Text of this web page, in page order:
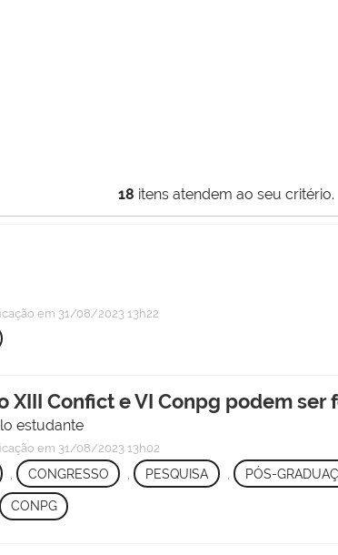
18 itens atendem ao seu critério.
em 31/08/2023 13h22
XIII Confict e VI Conpg podem
estudante
em 31/08/2023 13h02
CONGRESSO , PESQUISA , PÓS-
CONPG